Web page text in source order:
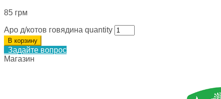
85 грм
Аро д/котов говядина quantity
В корзину
Задайте вопрос
Магазин